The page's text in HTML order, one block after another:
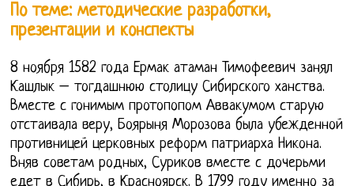
По теме: методические разработки,
презентации и конспекты
8 ноября 1582 года Ермак атаман Тимофеевич занял
Кашлык – тогдашнюю столицу Сибирского ханства.
Вместе с гонимым протопопом Аввакумом старую
отстаивала веру, Боярыня Морозова была убежденной
противницей церковных реформ патриарха Никона.
Вняв советам родных, Суриков вместе с дочерьми
едет в Сибирь, в Красноярск. В 1799 году именно за